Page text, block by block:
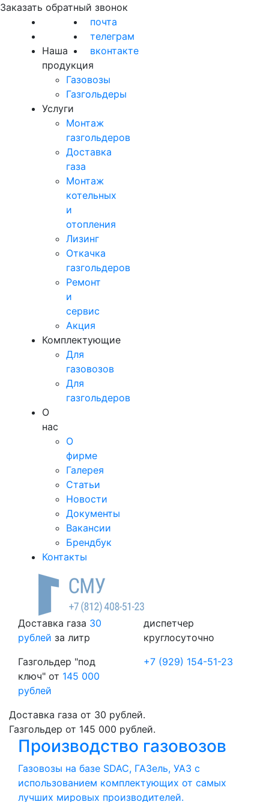
Заказать обратный звонок
Наша
продукция
Газовозы
Газгольдеры
Услуги
Монтаж
газгольдеров
Доставка
газа
Монтаж
котельных
и
отопления
Лизинг
Откачка
газгольдеров
Ремонт
и
сервис
Акция
Комплектующие
Для
газовозов
Для
газгольдеров
О
нас
О
фирме
Галерея
Статьи
Новости
Документы
Вакансии
Брендбук
Контакты
почта
телеграм
вконтакте
Доставка газа 30
рублей за литр
Газгольдер "под
ключ" от 145 000
рублей
диспетчер
круглосуточно
+7 (929) 154-51-23
Доставка газа от 30 рублей.
Газгольдер от 145 000 рублей.
Производство газовозов
Газовозы на базе SDAC, ГАЗель, УАЗ с
использованием комплектующих от самых
лучших мировых производителей.